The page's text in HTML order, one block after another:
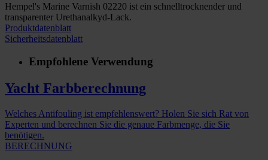
Hempel's Marine Varnish 02220 ist ein schnelltrocknender und
transparenter Urethanalkyd-Lack.
Produktdatenblatt
Sicherheitsdatenblatt
Empfohlene Verwendung
Yacht Farbberechnung
Welches Antifouling ist empfehlenswert? Holen Sie sich Rat von
Experten und berechnen Sie die genaue Farbmenge, die Sie
benötigen.
BERECHNUNG